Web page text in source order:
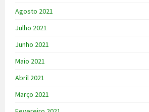
Agosto 2021
Julho 2021
Junho 2021
Maio 2021
Abril 2021
Março 2021